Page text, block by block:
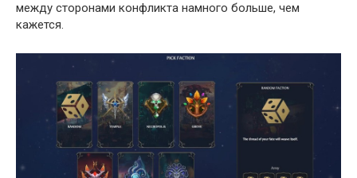
между сторонами конфликта намного больше, чем
кажется.